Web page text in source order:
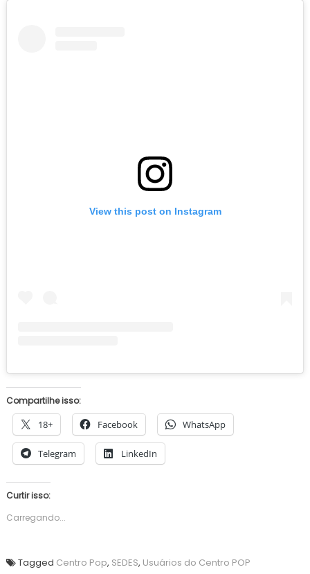
View this post on Instagram
Compartilhe isso:
18+ Facebook WhatsApp
Telegram LinkedIn
Curtir isso:
Carregando...
Tagged Centro Pop, SEDES, Usuários do Centro POP